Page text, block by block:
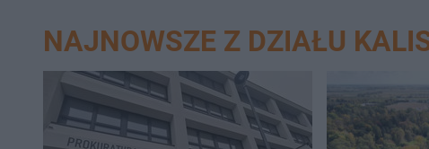
NAJNOWSZE Z DZIAŁU